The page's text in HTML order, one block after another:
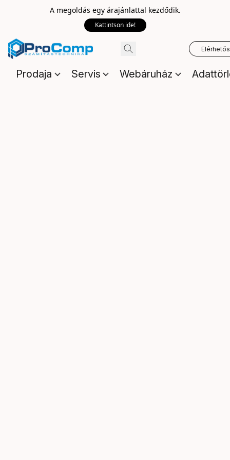
A megoldás egy árajánlattal kezdődik.
Kattintson ide!
Prodaja Servis Webáruház